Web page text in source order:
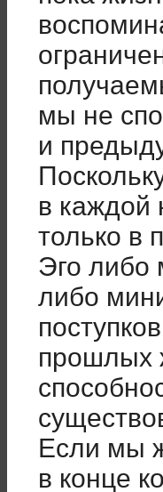
мы не
и
в каждой
только в
Эго либо
либо
прошлых
Если мы
в конце